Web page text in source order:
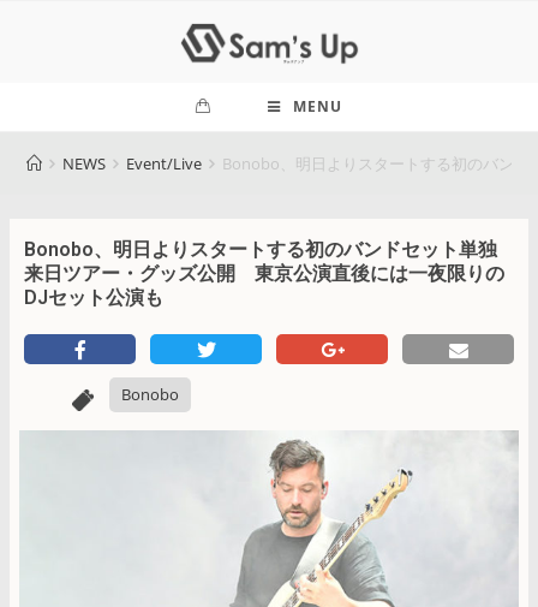
MENU
NEWS Event/Live Bonobo、明日よりスタートする初のバン
Bonobo、明日よりスタートする初のバンドセット単独
来日ツアー・グッズ公開 東京公演直後には一夜限りの
DJセット公演も
Bonobo